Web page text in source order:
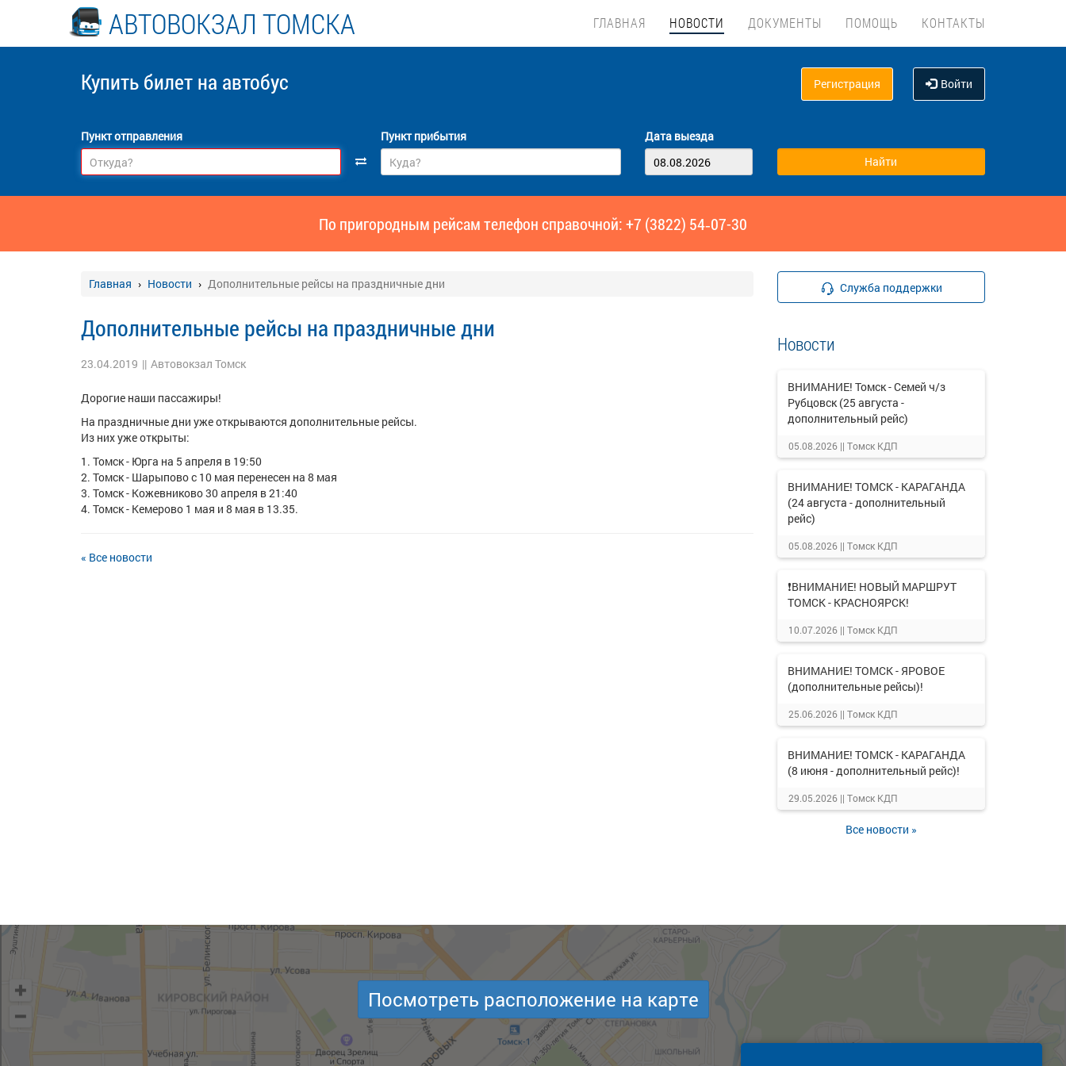
АВТОВОКЗАЛ ТОМСКА ГЛАВНАЯ НОВОСТИ ДОКУМЕНТЫ ПОМОЩЬ КОНТАКТЫ
Купить билет на автобус Регистрация Войти
Пункт отправления Пункт прибытия Дата выезда
По пригородным рейсам телефон справочной: +7 (3822) 54‑07-30
Главная Новости Дополнительные рейсы на праздничные дни
Дополнительные рейсы на праздничные дни
23.04.2019 || Автовокзал Томск
Дорогие наши пассажиры!
На праздничные дни уже открываются дополнительные рейсы.
Из них уже открыты:
Томск - Юрга на 5 апреля в 19:50
Томск - Шарыпово с 10 мая перенесен на 8 мая
Томск - Кожевниково 30 апреля в 21:40
Томск - Кемерово 1 мая и 8 мая в 13.35.
« Все новости
Служба поддержки
Новости
ВНИМАНИЕ! Томск - Семей ч/з
Рубцовск (25 августа -
дополнительный рейс)
05.08.2026 || Томск КДП
ВНИМАНИЕ! ТОМСК - КАРАГАНДА
(24 августа - дополнительный
рейс)
05.08.2026 || Томск КДП
❗ВНИМАНИЕ! НОВЫЙ МАРШРУТ
ТОМСК - КРАСНОЯРСК!
10.07.2026 || Томск КДП
ВНИМАНИЕ! ТОМСК - ЯРОВОЕ
(дополнительные рейсы)!
25.06.2026 || Томск КДП
ВНИМАНИЕ! ТОМСК - КАРАГАНДА
(8 июня - дополнительный рейс)!
29.05.2026 || Томск КДП
Все новости »
Посмотреть расположение на карте